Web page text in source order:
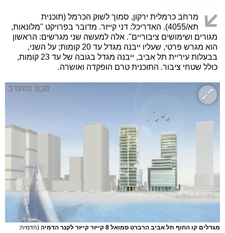
מרחב כרמלית ירקון, סמוך לשוק הכרמל (תוכנית
תא/4055). האדריכל: דני קייזר. מדובר בפרויקט "מלונאות,
מגורים ושימושים ציבוריים". אלה למעשה שני מגרשים: הראשון
הוא מגרש פרטי, שעליו ייבנה מגדל עד 20 קומות; על השני,
בבעלות עיריית תל אביב, ייבנה מגדל בגובה של עד 23 קומות,
כולל שטחי ציבור. התוכנית טרם הופקדה ואושרה.
מגדלים קו החוף תל אביב הרברט סמואל 8 קייזר קייזר לקנר הדמיה
(הדמיה: